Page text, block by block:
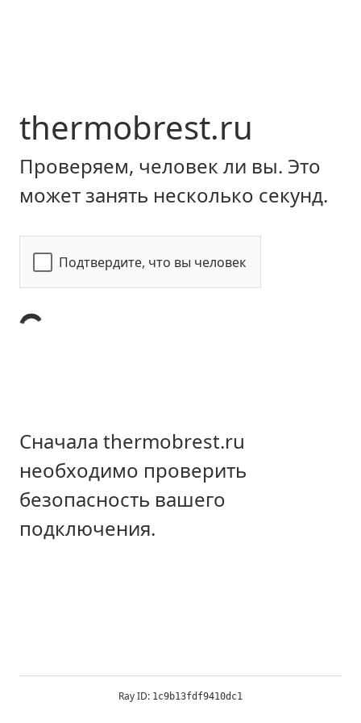
thermobrest.ru
Проверяем, человек ли вы. Это
может занять несколько секунд.
Подтвердите, что вы человек
Сначала thermobrest.ru
необходимо проверить
безопасность вашего
подключения.
Ray ID: 1c9b13fdf9410dc1